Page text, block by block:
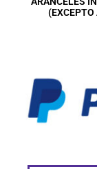
(EXCEPTO